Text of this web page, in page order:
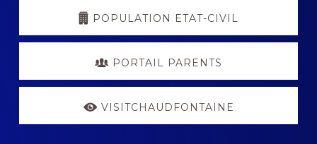
POPULATION ETAT-CIVIL
PORTAIL PARENTS
VISITCHAUDFONTAINE